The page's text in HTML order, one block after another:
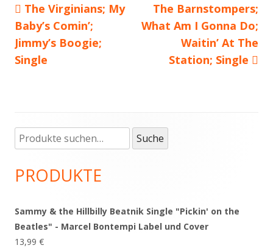
Beitragsnavigation
Vorheriger
Beitrag:
The Virginians; My
Baby’s Comin’;
Jimmy’s Boogie;
Single
Nächster
Beitrag
The Barnstompers;
What Am I Gonna Do;
Waitin’ At The
Station; Single
Haupt-
Seitenleiste
Suche
nach:
Suche
PRODUKTE
Sammy & the Hillbilly Beatnik Single "Pickin' on the
Beatles" - Marcel Bontempi Label und Cover
13,99 €